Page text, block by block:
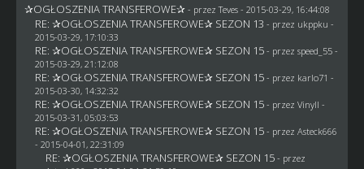
✰OGŁOSZENIA TRANSFEROWE✰ - przezTeves- 2015-03-29, 16:44:08
RE: ✰OGŁOSZENIA TRANSFEROWE✰ SEZON 13 - przez ukppku -
2015-03-29, 17:10:33
RE: ✰OGŁOSZENIA TRANSFEROWE✰ SEZON 15 - przez speed_55 -
2015-03-29, 21:12:08
RE: ✰OGŁOSZENIA TRANSFEROWE✰ SEZON 15 - przez karlo71 -
2015-03-30, 14:32:32
RE: ✰OGŁOSZENIA TRANSFEROWE✰ SEZON 15 - przez Vinyll -
2015-03-31, 05:03:53
RE: ✰OGŁOSZENIA TRANSFEROWE✰ SEZON 15 - przez Asteck666
- 2015-04-01, 22:31:09
RE: ✰OGŁOSZENIA TRANSFEROWE✰ SEZON 15 - przez